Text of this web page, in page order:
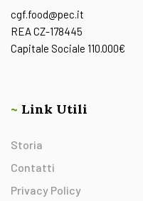
cgf.food@pec.it
REA CZ-178445
Capitale Sociale 110.000€
~ Link Utili
Storia
Contatti
Privacy Policy